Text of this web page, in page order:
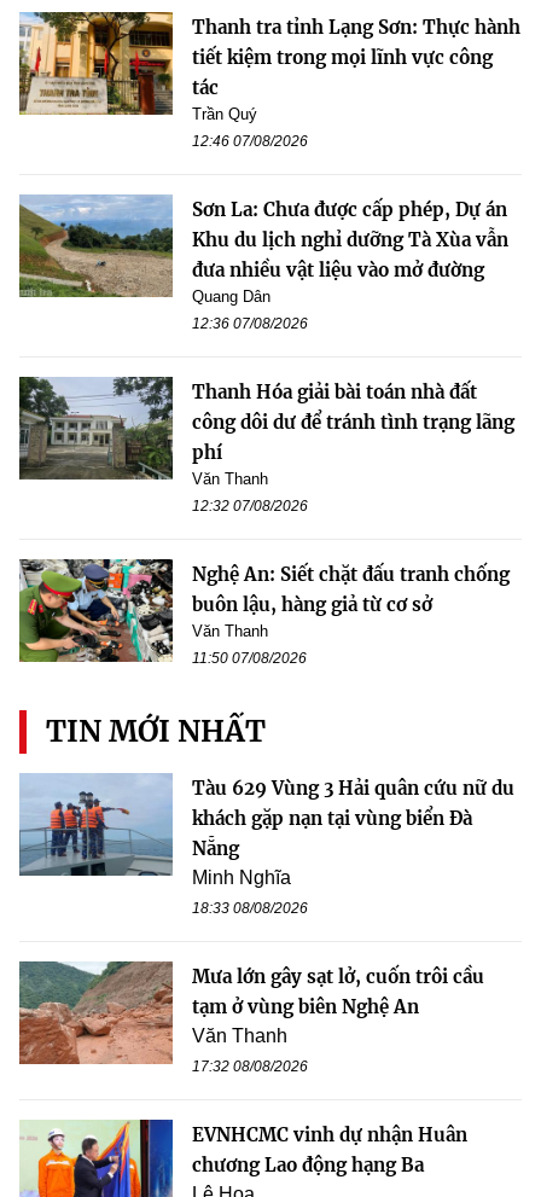
Thanh tra tỉnh Lạng Sơn: Thực hành
tiết kiệm trong mọi lĩnh vực công
tác
Trần Quý
12:46 07/08/2026
Sơn La: Chưa được cấp phép, Dự án
Khu du lịch nghỉ dưỡng Tà Xùa vẫn
đưa nhiều vật liệu vào mở đường
Quang Dân
12:36 07/08/2026
Thanh Hóa giải bài toán nhà đất
công dôi dư để tránh tình trạng lãng
phí
Văn Thanh
12:32 07/08/2026
Nghệ An: Siết chặt đấu tranh chống
buôn lậu, hàng giả từ cơ sở
Văn Thanh
11:50 07/08/2026
TIN MỚI NHẤT
Tàu 629 Vùng 3 Hải quân cứu nữ du
khách gặp nạn tại vùng biển Đà
Nẵng
Minh Nghĩa
18:33 08/08/2026
Mưa lớn gây sạt lở, cuốn trôi cầu
tạm ở vùng biên Nghệ An
Văn Thanh
17:32 08/08/2026
EVNHCMC vinh dự nhận Huân
chương Lao động hạng Ba